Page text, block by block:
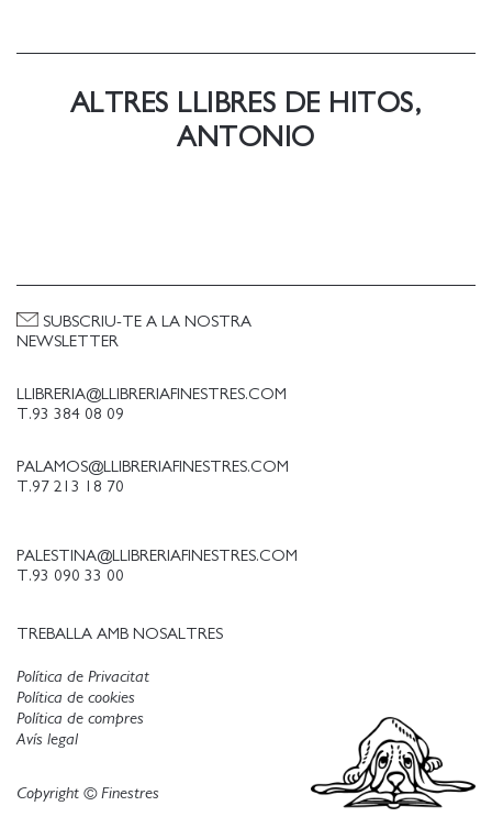
ALTRES LLIBRES DE HITOS,
ANTONIO
LLIBRERIA@LLIBRERIAFINESTRES.COM
T.93 384 08 09
PALAMOS@LLIBRERIAFINESTRES.COM
T.97 213 18 70
PALESTINA@LLIBRERIAFINESTRES.COM
T.93 090 33 00
TREBALLA AMB NOSALTRES
SUBSCRIU-TE A LA NOSTRA
NEWSLETTER
Política de Privacitat
Política de cookies
Avís legal
Política de compres
Copyright © Finestres